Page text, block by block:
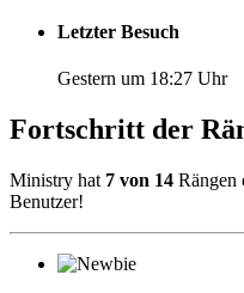
Letzter Besuch
Gestern um 18:27 Uhr
Fortschritt der
Ministry hat 7 von 14 Rängen
Benutzer!